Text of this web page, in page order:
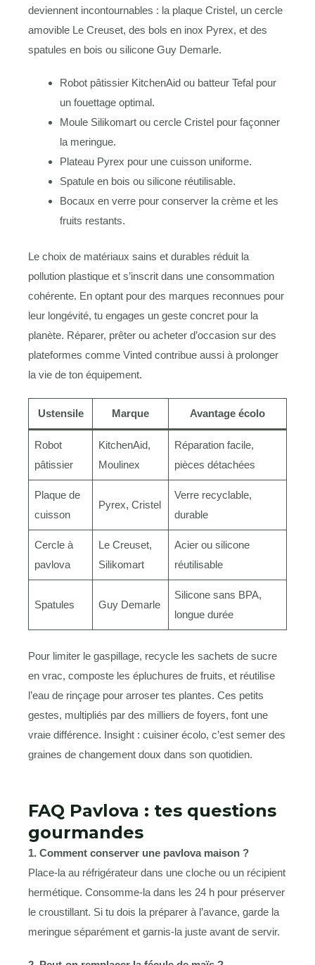
deviennent incontournables : la plaque Cristel, un cercle
amovible Le Creuset, des bols en inox Pyrex, et des
spatules en bois ou silicone Guy Demarle.
Robot pâtissier KitchenAid ou batteur Tefal pour
un fouettage optimal.
Moule Silikomart ou cercle Cristel pour façonner
la meringue.
Plateau Pyrex pour une cuisson uniforme.
Spatule en bois ou silicone réutilisable.
Bocaux en verre pour conserver la crème et les
fruits restants.
Le choix de matériaux sains et durables réduit la
pollution plastique et s’inscrit dans une consommation
cohérente. En optant pour des marques reconnues pour
leur longévité, tu engages un geste concret pour la
planète. Réparer, prêter ou acheter d’occasion sur des
plateformes comme Vinted contribue aussi à prolonger
la vie de ton équipement.
Ustensile Marque Avantage écolo
Robot
pâtissier
KitchenAid,
Moulinex
Réparation facile,
pièces détachées
Plaque de
cuisson
Pyrex, Cristel
Verre recyclable,
durable
Cercle à
pavlova
Le Creuset,
Silikomart
Acier ou silicone
réutilisable
Spatules Guy Demarle
Silicone sans BPA,
longue durée
Pour limiter le gaspillage, recycle les sachets de sucre
en vrac, composte les épluchures de fruits, et réutilise
l’eau de rinçage pour arroser tes plantes. Ces petits
gestes, multipliés par des milliers de foyers, font une
vraie différence. Insight : cuisiner écolo, c’est semer des
graines de changement doux dans son quotidien.
FAQ Pavlova : tes questions
gourmandes
1. Comment conserver une pavlova maison ?
Place-la au réfrigérateur dans une cloche ou un récipient
hermétique. Consomme-la dans les 24 h pour préserver
le croustillant. Si tu dois la préparer à l’avance, garde la
meringue séparément et garnis-la juste avant de servir.